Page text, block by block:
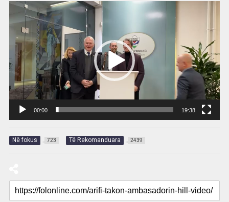
Video
Player
00:00 19:38
Në fokus 723 Të Rekomanduara 2439